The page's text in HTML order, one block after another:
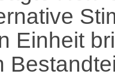
Einheit